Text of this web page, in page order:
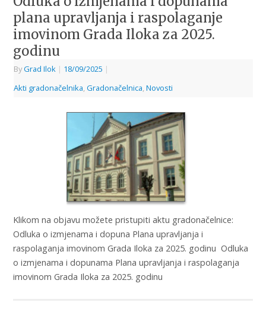
plana upravljanja i raspolaganje
imovinom Grada Iloka za 2025.
godinu
ByGrad Ilok | 18/09/2025 |
Akti gradonačelnika, Gradonačelnica, Novosti
Klikom na objavu možete pristupiti aktu gradonačelnice:
Odluka o izmjenama i dopuna Plana upravljanja i
raspolaganja imovinom Grada Iloka za 2025. godinu Odluka
o izmjenama i dopunama Plana upravljanja i raspolaganja
imovinom Grada Iloka za 2025. godinu